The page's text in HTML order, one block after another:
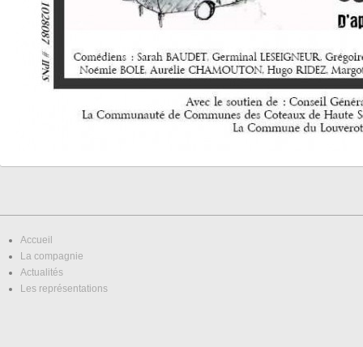
Accueil
La compagnie
Actualités
Les représentations